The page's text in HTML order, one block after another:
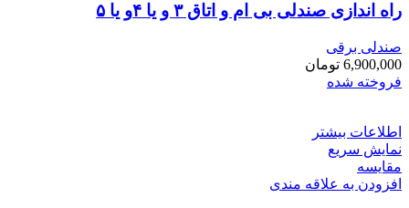
راه اندازی صندلی بی ام و اتاق ۳ و یا ۴و یا ۵
صندلی برقی
6,900,000 تومان
فروخته شده
اطلاعات بیشتر
نمایش سریع
مقايسه
افزودن به علاقه مندی